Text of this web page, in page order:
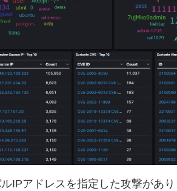
IPアドレスを指定した攻撃があり